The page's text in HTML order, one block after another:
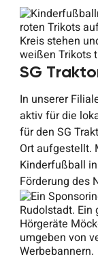
SG
In unserer
aktiv für die
für den SG
Ort aufgestellt.
Kinderfußball
Förderung des